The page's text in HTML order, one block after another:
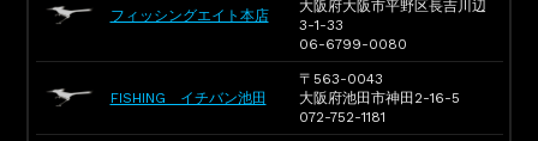
フィッシングエイト本店
大阪府大阪市平野区長吉川辺
3-1-33
06-6799-0080
FISHING イチバン池田
〒563-0043
大阪府池田市神田2-16-5
072-752-1181